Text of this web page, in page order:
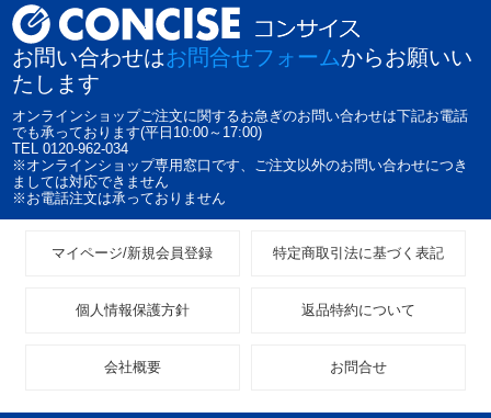
お問い合わせはお問合せフォームからお願いい
たします
オンラインショップご注文に関するお急ぎのお問い合わせは下記お電話
でも承っております(平日10:00～17:00)
TEL 0120-962-034
※オンラインショップ専用窓口です、ご注文以外のお問い合わせにつき
ましては対応できません
※お電話注文は承っておりません
マイページ/新規会員登録 特定商取引法に基づく表記
個人情報保護方針 返品特約について
会社概要 お問合せ